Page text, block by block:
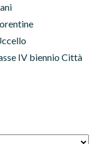
IV biennio Città